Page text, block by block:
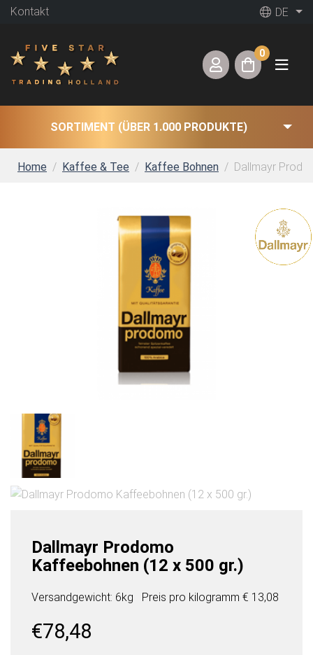
Kontakt DE
0
SORTIMENT (ÜBER 1.000 PRODUKTE)
Home Kaffee & Tee Kaffee Bohnen Dallmayr
Dallmayr Prodomo
Kaffeebohnen (12 x 500 gr.)
Versandgewicht: 6kg Preis pro kilogramm € 13,08
€78,48